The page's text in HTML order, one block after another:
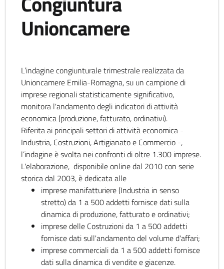
Unioncamere
L’indagine congiunturale trimestrale realizzata da
Unioncamere Emilia-Romagna, su un campione di
imprese regionali statisticamente significativo,
monitora l'andamento degli indicatori di attività
economica (produzione, fatturato, ordinativi).
Riferita ai principali settori di attività economica -
Industria, Costruzioni, Artigianato e Commercio -,
l’indagine è svolta nei confronti di oltre 1.300 imprese.
L'elaborazione, disponibile online dal 2010 con serie
storica dal 2003, è dedicata alle
imprese manifatturiere (Industria in senso
stretto) da 1 a 500 addetti fornisce dati sulla
dinamica di produzione, fatturato e ordinativi;
imprese delle Costruzioni da 1 a 500 addetti
fornisce dati sull'andamento del volume d'affari;
imprese commerciali da 1 a 500 addetti fornisce
dati sulla dinamica di vendite e giacenze.